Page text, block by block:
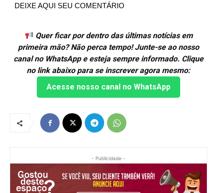
DEIXE AQUI SEU COMENTÁRIO
Quer ficar por dentro das últimas notícias em
primeira mão? Não perca tempo! Junte-se ao nosso
canal no WhatsApp e esteja sempre informado. Clique
no link abaixo para se inscrever agora mesmo:
Acesse nosso canal no WhatsApp
- Publicidade -